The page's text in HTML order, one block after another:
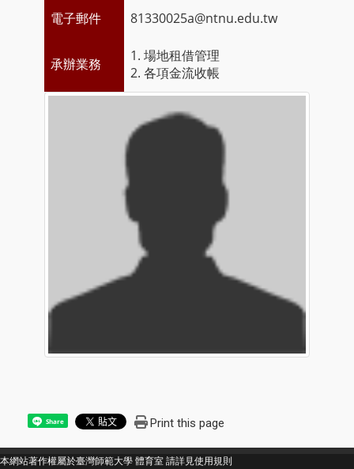
電子郵件 81330025a@ntnu.edu.tw
承辦業務
1. 場地租借管理
2. 各項金流收帳
Share Print this page
本網站著作權屬於臺灣師範大學 體育室 請詳見使用規則